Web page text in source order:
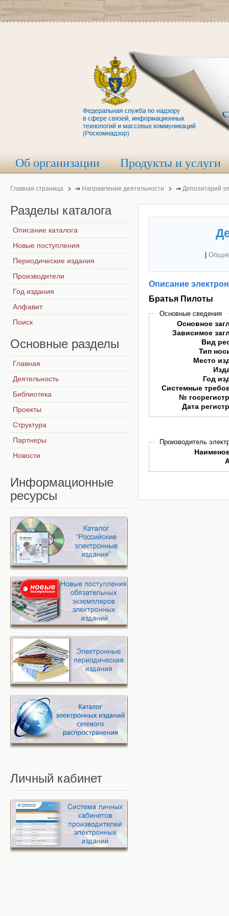
Об организации Продукты и услуги
Главная страница ⇒ Направление деятельности ⇒ Депозитарий
Описание
Братья Пилоты
Основные сведения
Основное
Зависимое
Вид
Тип
Место
Год
Системные
№
Дата
Производитель
Разделы каталога
Описание каталога
Новые поступления
Периодические издания
Производители
Год издания
Алфавит
Поиск
Основные разделы
Главная
Деятельность
Библиотека
Проекты
Структура
Партнеры
Новости
Информационные
ресурсы
Личный кабинет